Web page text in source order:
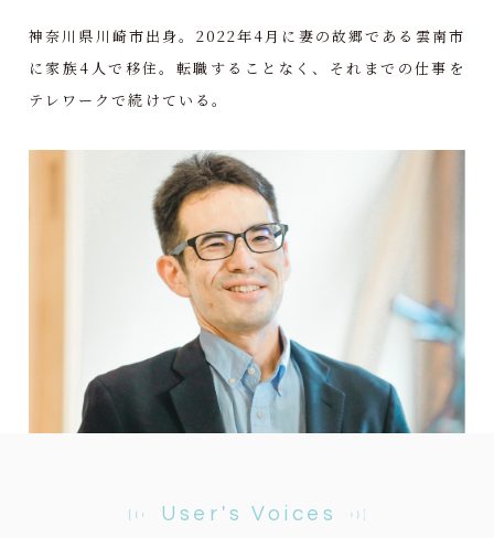
神奈川県川崎市出身。2022年4月に妻の故郷である雲南市
に家族4人で移住。転職することなく、それまでの仕事を
テレワークで続けている。
User's Voices